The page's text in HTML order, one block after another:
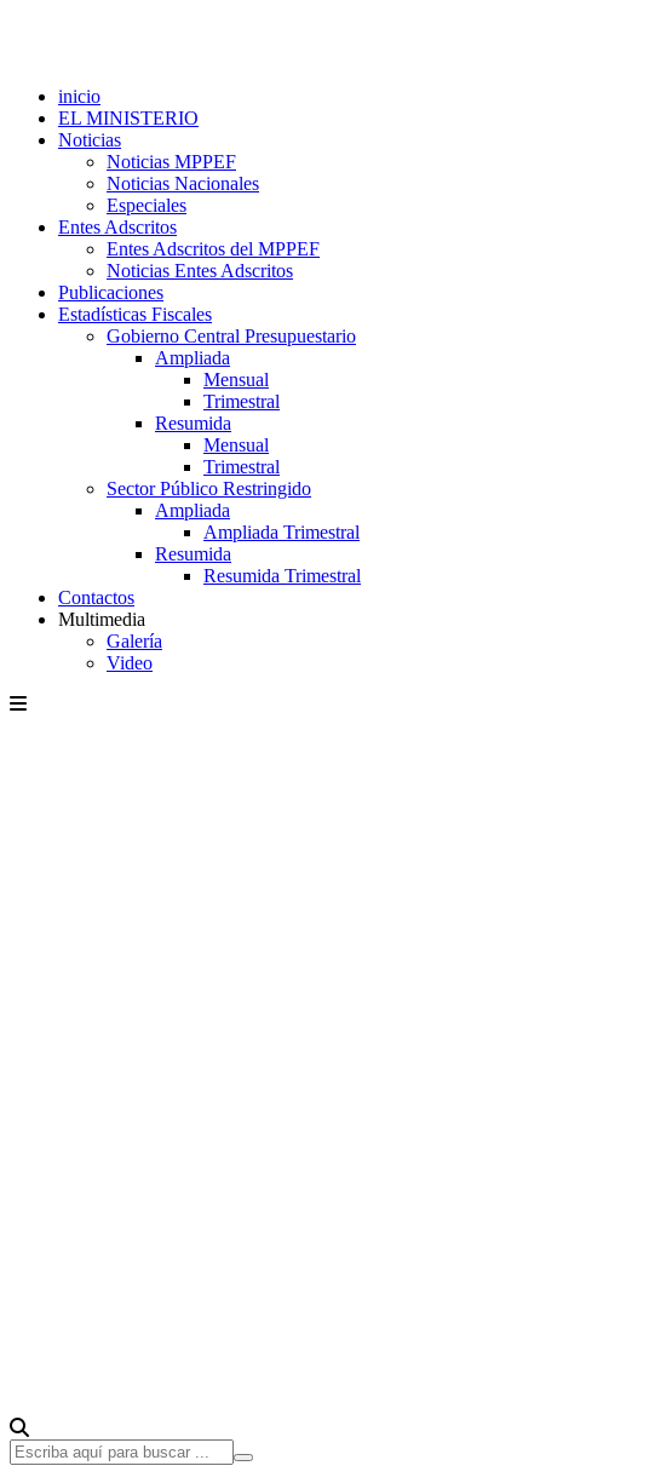
inicio
EL MINISTERIO
Noticias
Noticias MPPEF
Noticias Nacionales
Especiales
Entes Adscritos
Entes Adscritos del MPPEF
Noticias Entes Adscritos
Publicaciones
Estadísticas Fiscales
Gobierno Central Presupuestario
Ampliada
Mensual
Trimestral
Resumida
Mensual
Trimestral
Sector Público Restringido
Ampliada
Ampliada Trimestral
Resumida
Resumida Trimestral
Contactos
Multimedia
Galería
Video